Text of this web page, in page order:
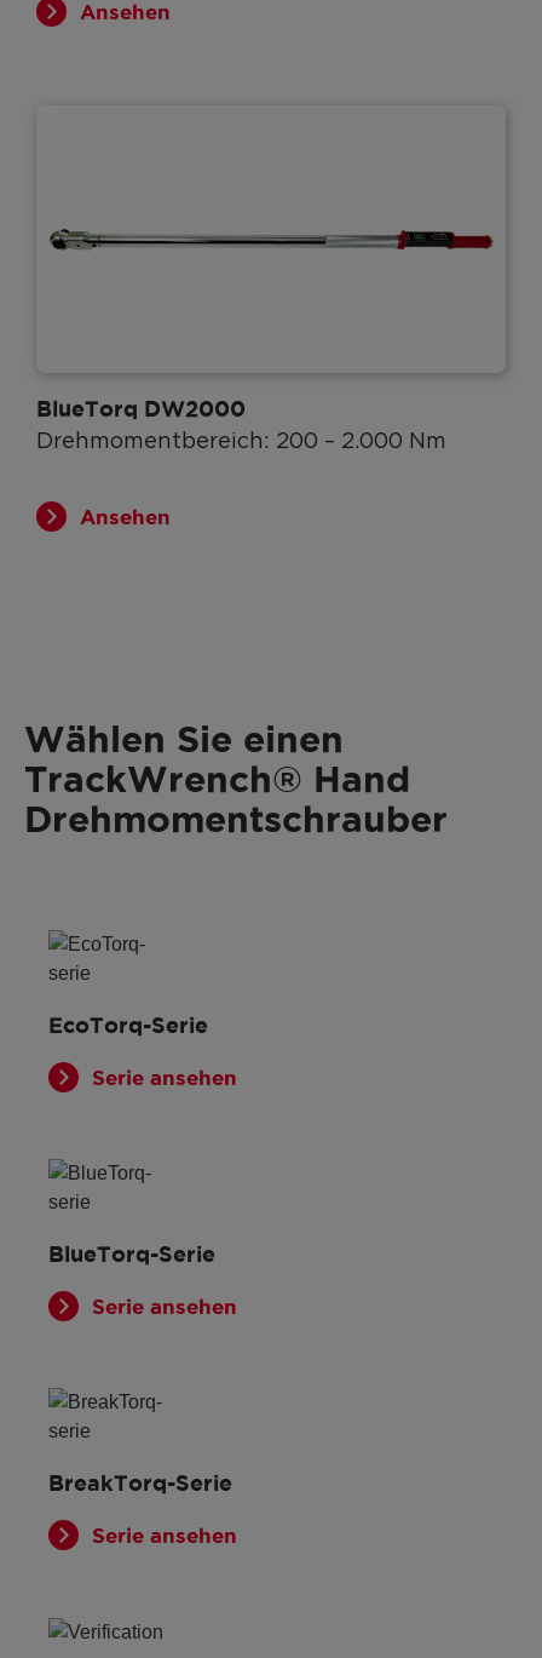
Ansehen
BlueTorq DW2000
Drehmomentbereich: 200 – 2.000 Nm
Ansehen
Wählen Sie einen
TrackWrench® Hand
Drehmomentschrauber
EcoTorq-Serie
Serie ansehen
BlueTorq-Serie
Serie ansehen
BreakTorq-Serie
Serie ansehen